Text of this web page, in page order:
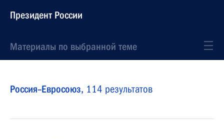
Президент России
Материалы по выбранной теме
Россия–Евросоюз, 114 результатов